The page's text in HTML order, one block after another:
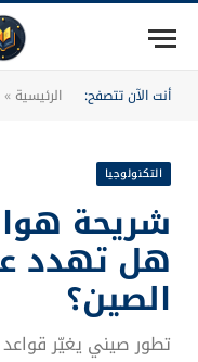
أنت الآن تتصفح: الرئيسية»
التكنولوجيا
هل تهدد
الصين؟
تطور صيني يغيّر